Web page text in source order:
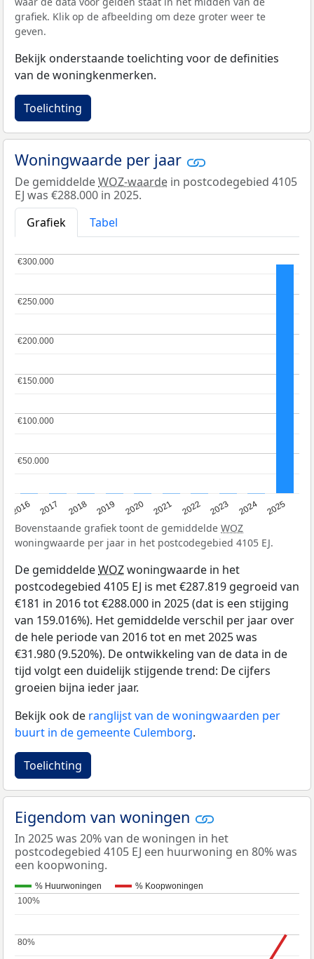
grafiek. Klik op de afbeelding om deze groter weer te
geven.
Bekijk onderstaande toelichting voor de definities
van de woningkenmerken.
Toelichting
Woningwaarde per jaar
De gemiddeldeWOZ-waarde in postcodegebied 4105
EJ was €288.000 in 2025.
Grafiek
Tabel
2016 2017 2018 2019 2020 2021 2022 2023 2024 2025
€50.000
€50.000
€100.000
€100.000
€150.000
€150.000
€200.000
€200.000
€250.000
€250.000
€300.000
€300.000
Bovenstaande grafiek toont de gemiddelde WOZ
woningwaarde per jaar in het postcodegebied 4105 EJ.
De gemiddeldeWOZwoningwaarde in het
postcodegebied 4105 EJ is met €287.819 gegroeid van
€181 in 2016 tot €288.000 in 2025 (dat is een stijging
van 159.016%). Het gemiddelde verschil per jaar over
de hele periode van 2016 tot en met 2025 was
€31.980 (9.520%). De ontwikkeling van de data in de
tijd volgt een duidelijk stijgende trend: De cijfers
groeien bijna ieder jaar.
Bekijk ook de ranglijst van de woningwaarden per
buurt in de gemeente Culemborg.
Toelichting
Eigendom van woningen
In 2025 was 20% van de woningen in het
postcodegebied 4105 EJ een huurwoning en 80% was
een koopwoning.
% Huurwoningen % Koopwoningen
80%
80%
100%
100%